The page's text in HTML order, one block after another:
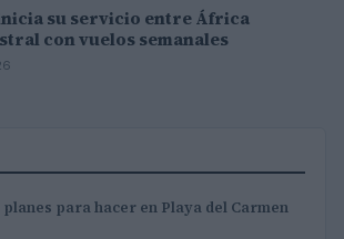
su servicio entre África
con vuelos semanales
para hacer en Playa del Carmen